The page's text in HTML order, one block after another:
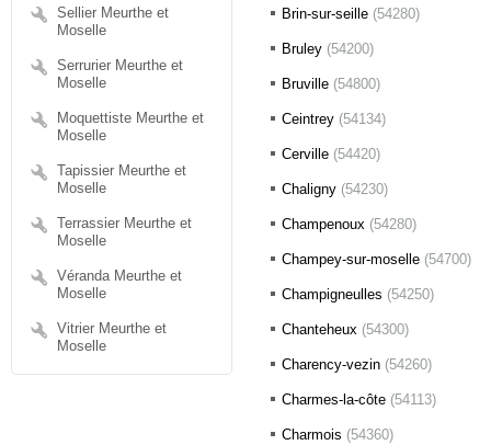
Sellier Meurthe et
Moselle
Serrurier Meurthe et
Moselle
Moquettiste Meurthe et
Moselle
Tapissier Meurthe et
Moselle
Terrassier Meurthe et
Moselle
Véranda Meurthe et
Moselle
Vitrier Meurthe et
Moselle
Brin-sur-seille (54280)
Bruley (54200)
Bruville (54800)
Ceintrey (54134)
Cerville (54420)
Chaligny (54230)
Champenoux (54280)
Champey-sur-moselle (54700)
Champigneulles (54250)
Chanteheux (54300)
Charency-vezin (54260)
Charmes-la-côte (54113)
Charmois (54360)